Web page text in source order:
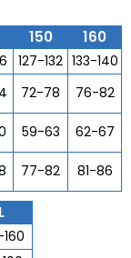
150 160
127-132 133-140
72-78
76-82
59-63
62-67
77-82 81-86
L